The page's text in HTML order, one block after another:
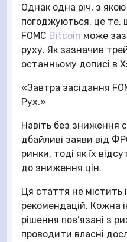
Однак одна річ, з
погоджуються, це те,
FOMC Bitcoin може
руху. Як зазначив
останньому дописі в X:
«Завтра засідання
Рух.»
Навіть без зниження
дбайливі заяви від
ринки, тоді як їх
до зниження цін.
Ця стаття не містить
рекомендацій. Кожна
рішення пов’язані з
проводити власні